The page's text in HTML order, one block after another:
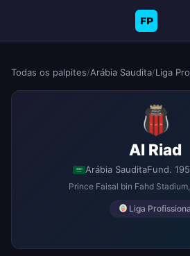
FP
Todas os palpites/Arábia Saudita/Liga
Al Riad
Arábia SauditaFund.
Prince Faisal bin Fahd Stadium
Liga